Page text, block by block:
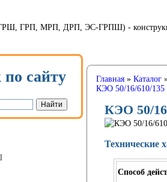
ГРП, МРП, ДРП, ЭС-ГРПШ) - конструкция
сайту Главная» Каталог
КЭО 50/16/610/
КЭО 50/
Технические
Способ